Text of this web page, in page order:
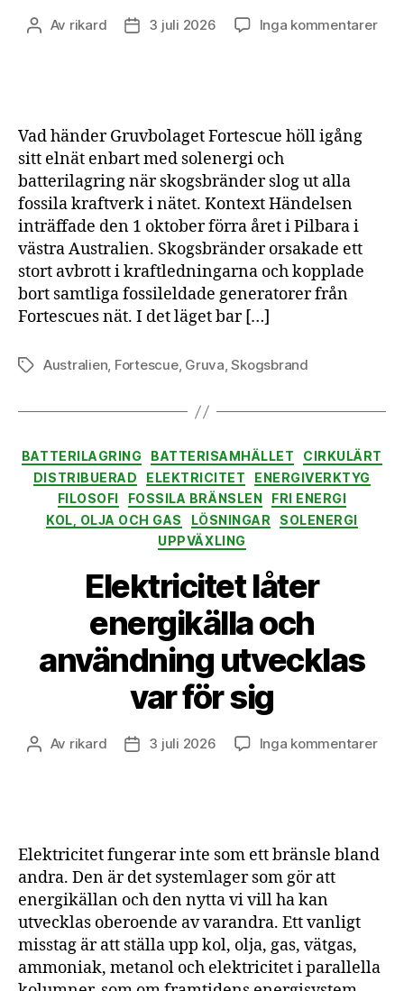
Inläggsförfattare
Av rikard Inläggsdatum
3 juli 2026 Inga kommentarertill
Vad händer Gruvbolaget Fortescue höll igång
sitt elnät enbart med solenergi och
batterilagring när skogsbränder slog ut alla
fossila kraftverk i nätet. Kontext Händelsen
inträffade den 1 oktober förra året i Pilbara i
västra Australien. Skogsbränder orsakade ett
stort avbrott i kraftledningarna och kopplade
bort samtliga fossileldade generatorer från
Fortescues nät. I det läget bar […]
EtiketterAustralien, Fortescue, Gruva,Skogsbrand
Kategorier
BATTERILAGRING BATTERISAMHÄLLET
CIRKULÄRT
DISTRIBUERAD
ELEKTRICITET
ENERGIVERKTYG
FILOSOFI
FOSSILA BRÄNSLEN
FRI ENERGI
KOL, OLJA OCH GAS
LÖSNINGAR
SOLENERGI
UPPVÄXLING
Elektricitet låter
energikälla och
användning utvecklas
var för sig
Inläggsförfattare
Av rikard Inläggsdatum
3 juli 2026 Inga kommentarertill
Elektricitet fungerar inte som ett bränsle bland
andra. Den är det systemlager som gör att
energikällan och den nytta vi vill ha kan
utvecklas oberoende av varandra. Ett vanligt
misstag är att ställa upp kol, olja, gas, vätgas,
ammoniak, metanol och elektricitet i parallella